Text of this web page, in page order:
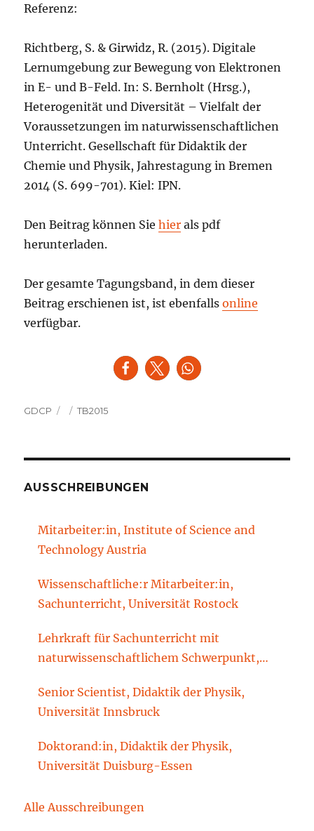
Referenz:
Richtberg, S. & Girwidz, R. (2015). Digitale
Lernumgebung zur Bewegung von Elektronen
in E- und B-Feld. In: S. Bernholt (Hrsg.),
Heterogenität und Diversität – Vielfalt der
Voraussetzungen im naturwissenschaftlichen
Unterricht. Gesellschaft für Didaktik der
Chemie und Physik, Jahrestagung in Bremen
2014 (S. 699-701). Kiel: IPN.
Den Beitrag können Siehier als pdf
herunterladen.
Der gesamte Tagungsband, in dem dieser
Beitrag erschienen ist, ist ebenfallsonline
verfügbar.
Autor
GDCP
Veröffentlicht
Kategorien
TB2015
AUSSCHREIBUNGEN
Mitarbeiter:in, Institute of Science and
Technology Austria
Wissenschaftliche:r Mitarbeiter:in,
Sachunterricht, Universität Rostock
Lehrkraft für Sachunterricht mit
naturwissenschaftlichem Schwerpunkt,
Technische Universität Cottbus-Senftenberg
Senior Scientist, Didaktik der Physik,
Universität Innsbruck
Doktorand:in, Didaktik der Physik,
Universität Duisburg-Essen
Alle Ausschreibungen